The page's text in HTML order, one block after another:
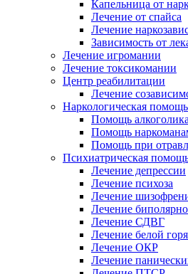
Капельница от
Лечение от спайса
Лечение
Зависимость от
Лечение игромании
Лечение токсикомании
Центр реабилитации
Лечение
Наркологическая помощь
Помощь
Помощь
Помощь при
Психиатрическая
Лечение депрессии
Лечение психоза
Лечение
Лечение
Лечение СДВГ
Лечение белой
Лечение ОКР
Лечение